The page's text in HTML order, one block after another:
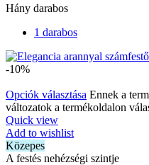
Hány darabos
1 darabos
-10%
Opciók választása Ennek a
változatok a termékoldalon
Quick view
Add to wishlist
Közepes
A festés nehézségi szintje